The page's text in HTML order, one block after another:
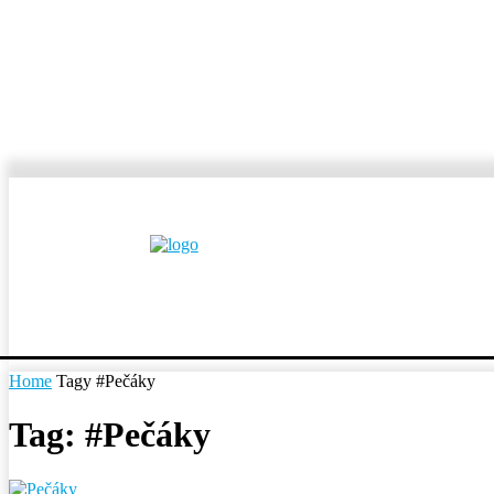
Home Tagy #Pečáky
Tag: #Pečáky